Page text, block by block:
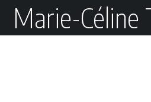
Marie-Céline